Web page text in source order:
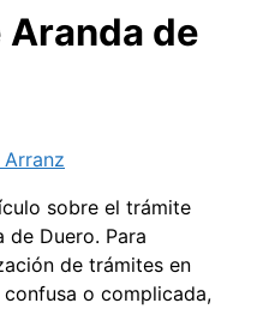
Aranda de
sobre el trámite
de Duero. Para
de trámites en
o complicada,